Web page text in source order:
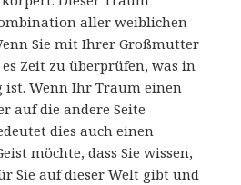
aller weiblichen
Sie mit Ihrer Großmutter
Zeit zu überprüfen, was in
Wenn Ihr Traum einen
auf die andere Seite
dies auch einen
möchte, dass Sie wissen,
Sie auf dieser Welt gibt und